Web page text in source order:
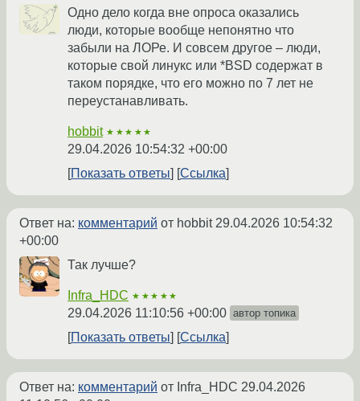
Одно дело когда вне опроса оказались
люди, которые вообще непонятно что
забыли на ЛОРе. И совсем другое – люди,
которые свой линукс или *BSD содержат в
таком порядке, что его можно по 7 лет не
переустанавливать.
hobbit ★★★★★
29.04.2026 10:54:32 +00:00
Показать ответы
Ссылка
Ответ на: комментарий от hobbit 29.04.2026 10:54:32
+00:00
Так лучше?
Infra_HDC ★★★★★
29.04.2026 11:10:56 +00:00 автор топика
Показать ответы Ссылка
Ответ на: комментарий от Infra_HDC 29.04.2026